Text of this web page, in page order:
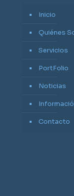
Inicio
Quiénes
Servicios
PortFolio
Noticias
Contacto